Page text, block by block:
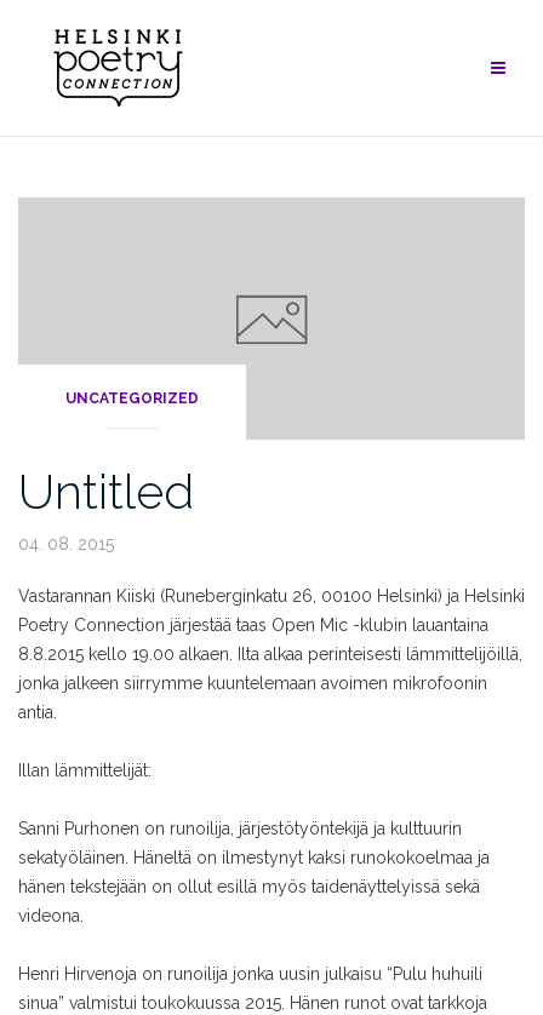
content
UNCATEGORIZED
Untitled
04. 08. 2015
Vastarannan Kiiski (Runeberginkatu 26, 00100 Helsinki) ja Helsinki
Poetry Connection järjestää taas Open Mic -klubin lauantaina
8.8.2015 kello 19.00 alkaen. Ilta alkaa perinteisesti lämmittelijöillä,
jonka jalkeen siirrymme kuuntelemaan avoimen mikrofoonin
antia.
Illan lämmittelijät:
Sanni Purhonen on runoilija, järjestötyöntekijä ja kulttuurin
sekatyöläinen. Häneltä on ilmestynyt kaksi runokokoelmaa ja
hänen tekstejään on ollut esillä myös taidenäyttelyissä sekä
videona.
Henri Hirvenoja on runoilija jonka uusin julkaisu “Pulu huhuili
sinua” valmistui toukokuussa 2015. Hänen runot ovat tarkkoja